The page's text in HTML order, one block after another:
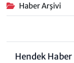
Haber Arşivi
Hendek Haber